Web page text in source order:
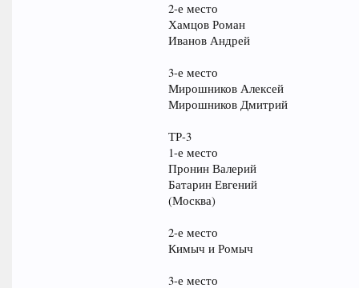
2-е место
Хамцов Роман
Иванов Андрей
3-е место
Мирошников Алексей
Мирошников Дмитрий
ТР-3
1-е место
Пронин Валерий
Батарин Евгений
(Москва)
2-е место
Кимыч и Ромыч
3-е место